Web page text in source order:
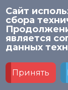
© 2026 НИСО
Политика в
данных в
Сайт
сбора
является
данных
Принять